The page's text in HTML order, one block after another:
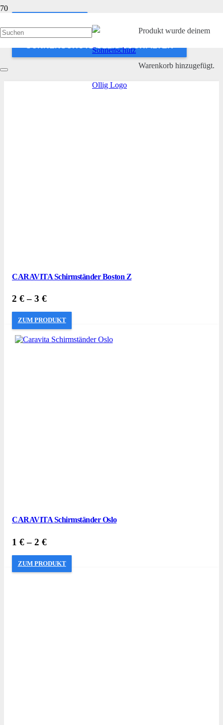
Produktwurde deinem
Warenkorb hinzugefügt.
SONNENSCHUTZ OLLIG SUCHFILTER
CARAVITA Schirmständer Boston Z
2 €– 3 €
ZUM PRODUKT
CARAVITA Schirmständer Oslo
1 €– 2 €
ZUM PRODUKT